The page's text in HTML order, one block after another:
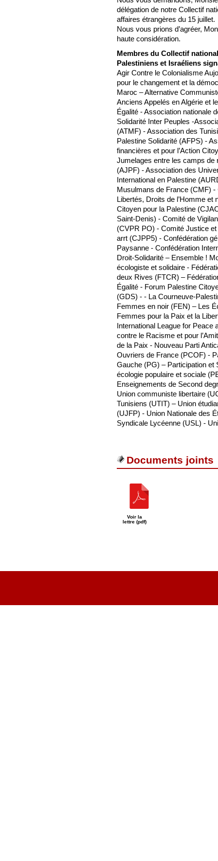
délégation de notre Collectif
affaires étrangères du 15 juillet.
Nous vous prions d’agréer,
haute considération.
Membres du Collectif
Palestiniens et Israéliens
Agir Contre le Colonialisme
pour le changement et la
Maroc – Alternative
Anciens Appelés en Algérie et
Égalité - Association nationale
Solidarité Inter Peuples -
(ATMF) - Association des
Palestine Solidarité (AFPS) -
financières et pour l’Action
Jumelages entre les camps de
(AJPF) - Association des
International en Palestine
Musulmans de France (CMF)
Libertés, Droits de l’Homme et
Citoyen pour la Palestine
Saint-Denis) - Comité de
(CVPR PO) - Comité Justice
arrt (CJPP5) - Confédération
Paysanne - Confédération
Droit-Solidarité – Ensemble !
écologiste et solidaire -
deux Rives (FTCR) –
Égalité - Forum Palestine
(GDS) - - La Courneuve-
Femmes en noir (FEN) – Les
Femmes pour la Paix et la
International League for
contre le Racisme et pour
de la Paix - Nouveau Parti
Ouvriers de France (PCOF) -
Gauche (PG) – Participation et
écologie populaire et sociale
Enseignements de Second
Union communiste libertaire
Tunisiens (UTIT) – Union
(UJFP) - Union Nationale des
Syndicale Lycéenne (USL) -
Documents joints
Voir la
lettre (pdf)